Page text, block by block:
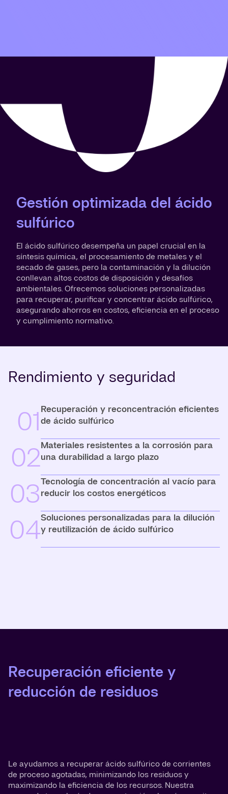
Gestión optimizada del ácido
sulfúrico
El ácido sulfúrico desempeña un papel crucial en la
síntesis química, el procesamiento de metales y el
secado de gases, pero la contaminación y la dilución
conllevan altos costos de disposición y desafíos
ambientales. Ofrecemos soluciones personalizadas
para recuperar, purificar y concentrar ácido sulfúrico,
asegurando ahorros en costos, eficiencia en el proceso
y cumplimiento normativo.
Rendimiento y seguridad
01 Recuperación y reconcentración eficientes
de ácido sulfúrico
02Materiales resistentes a la corrosión para
una durabilidad a largo plazo
03Tecnología de concentración al vacío para
reducir los costos energéticos
04Soluciones personalizadas para la dilución
y reutilización de ácido sulfúrico
Recuperación eficiente y
reducción de residuos
Le ayudamos a recuperar ácido sulfúrico de corrientes
de proceso agotadas, minimizando los residuos y
maximizando la eficiencia de los recursos. Nuestra